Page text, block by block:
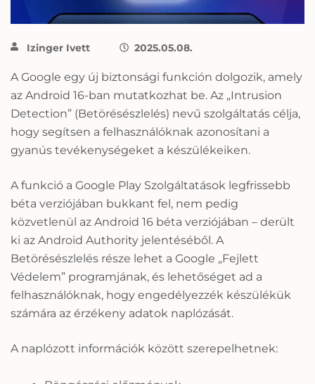
Izinger Ivett 2025.05.08.
A Google egy új biztonsági funkción dolgozik, amely
az Android 16-ban mutatkozhat be. Az „Intrusion
Detection” (Betörésészlelés) nevű szolgáltatás célja,
hogy segítsen a felhasználóknak azonosítani a
gyanús tevékenységeket a készülékeiken.
A funkció a Google Play Szolgáltatások legfrissebb
béta verziójában bukkant fel, nem pedig
közvetlenül az Android 16 béta verziójában – derült
ki az Android Authority jelentéséből. A
Betörésészlelés része lehet a Google „Fejlett
Védelem” programjának, és lehetőséget ad a
felhasználóknak, hogy engedélyezzék készülékük
számára az érzékeny adatok naplózását.
A naplózott információk között szerepelhetnek: